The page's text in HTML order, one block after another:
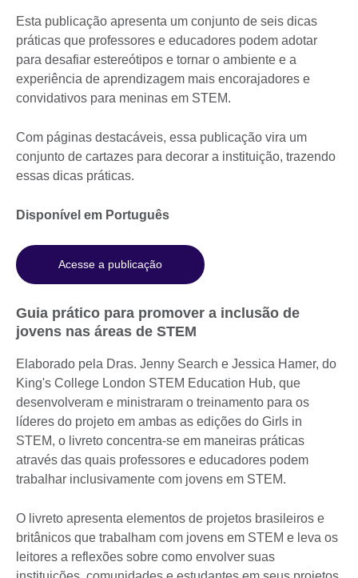
Esta publicação apresenta um conjunto de seis dicas
práticas que professores e educadores podem adotar
para desafiar estereótipos e tornar o ambiente e a
experiência de aprendizagem mais encorajadores e
convidativos para meninas em STEM.
Com páginas destacáveis, essa publicação vira um
conjunto de cartazes para decorar a instituição, trazendo
essas dicas práticas.
Disponível em Português
Acesse a publicação
Guia prático para promover a inclusão de
jovens nas áreas de STEM
Elaborado pela Dras. Jenny Search e Jessica Hamer, do
King's College London STEM Education Hub, que
desenvolveram e ministraram o treinamento para os
líderes do projeto em ambas as edições do Girls in
STEM, o livreto concentra-se em maneiras práticas
através das quais professores e educadores podem
trabalhar inclusivamente com jovens em STEM.
O livreto apresenta elementos de projetos brasileiros e
britânicos que trabalham com jovens em STEM e leva os
leitores a reflexões sobre como envolver suas